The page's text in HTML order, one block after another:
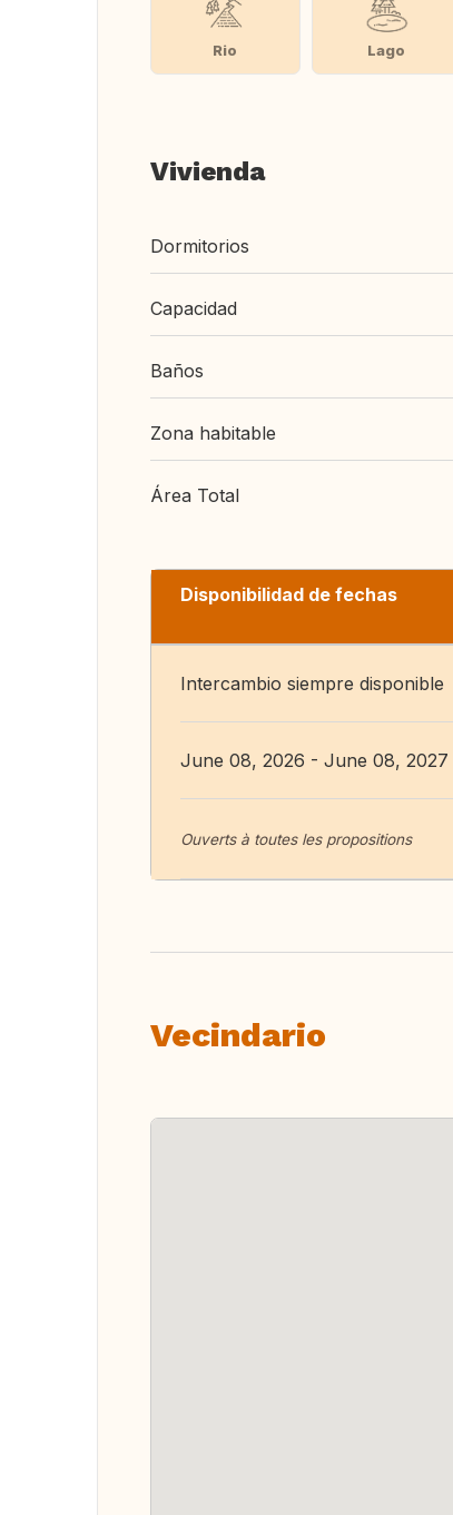
Rio Lago
Vivienda
Dormitorios
Capacidad
Baños
Zona habitable
Área Total
Disponibilidad de fechas
Intercambio siempre disponible
June 08, 2026 - June 08, 2027
Ouverts à toutes les propositions
Vecindario